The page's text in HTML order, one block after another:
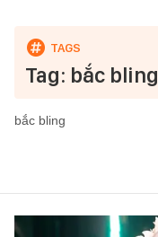
Tag: bắc bling
bắc bling